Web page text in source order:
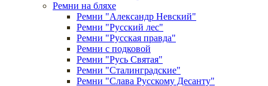
Ремни на бляхе
Ремни "Александр Невский"
Ремни "Русский лес"
Ремни "Русская правда"
Ремни с подковой
Ремни "Русь Святая"
Ремни "Сталинградские"
Ремни "Слава Русскому Десанту"